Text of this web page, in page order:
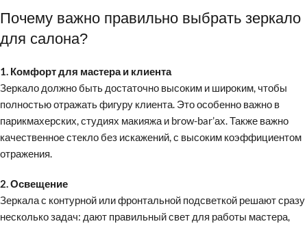
Почему важно правильно выбрать зеркало
для салона?
1. Комфорт для мастера и клиента
Зеркало должно быть достаточно высоким и широким, чтобы
полностью отражать фигуру клиента. Это особенно важно в
парикмахерских, студиях макияжа и brow-bar’ах. Также важно
качественное стекло без искажений, с высоким коэффициентом
отражения.
2. Освещение
Зеркала с контурной или фронтальной подсветкой решают сразу
несколько задач: дают правильный свет для работы мастера,